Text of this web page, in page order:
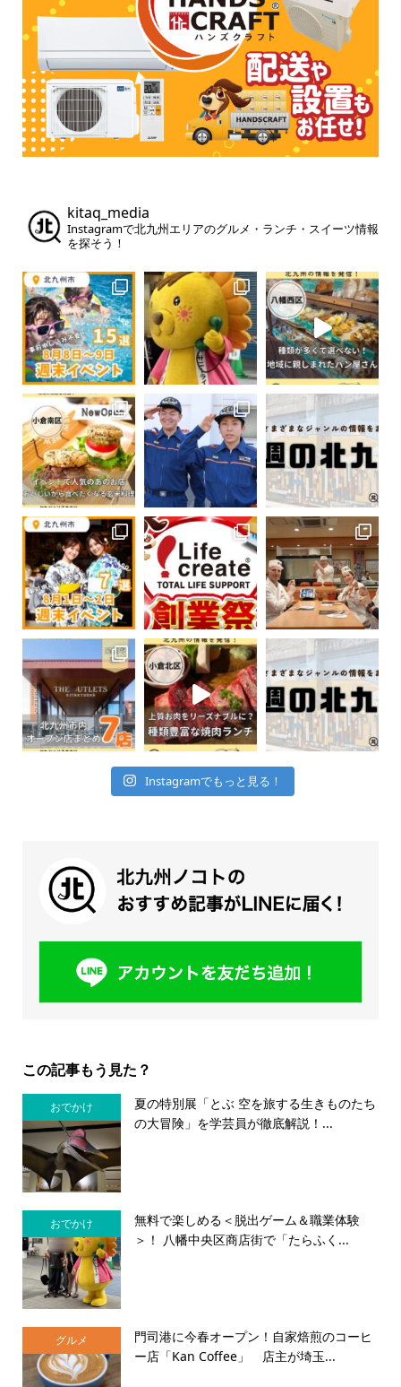
kitaq_media
Instagramで北九州エリアのグルメ・ランチ・スイーツ情報
を探そう！
Instagramでもっと見る！
この記事もう見た？
おでかけ
夏の特別展「とぶ 空を旅する生きものたち
の大冒険」を学芸員が徹底解説！...
おでかけ
無料で楽しめる＜脱出ゲーム＆職業体験
＞！ 八幡中央区商店街で「たらふく...
グルメ
門司港に今春オープン！自家焙煎のコーヒ
ー店「Kan Coffee」 店主が埼玉...